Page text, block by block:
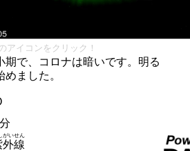
アイコンをクリック！
期で、コロナは暗いです。明る
ました。
外線
がいせん